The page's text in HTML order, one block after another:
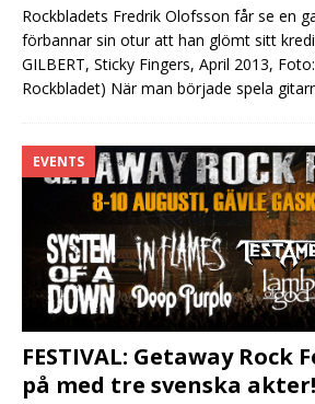
Rockbladets Fredrik Olofsson får se en
förbannar sin otur att han glömt sitt
GILBERT, Sticky Fingers, April 2013,
Rockbladet) När man började spela
EVENTS
FESTIVAL: Getaway Rock
på med tre svenska akter!